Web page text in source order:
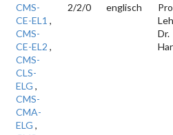
CMS-
CE-EL1 ,
CMS-
CE-EL2 ,
CMS-
CLS-
ELG ,
CMS-
CMA-
ELG ,
2/2/0 englisch
Dr.